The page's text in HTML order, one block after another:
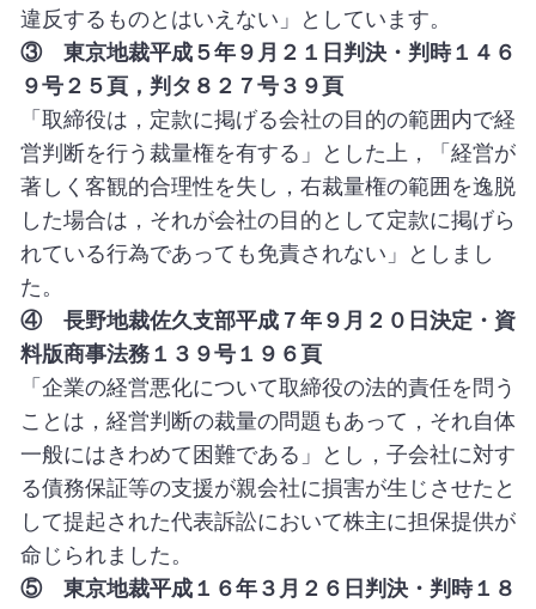
違反するものとはいえない」としています。
③ 東京地裁平成５年９月２１日判決・判時１４６
９号２５頁，判タ８２７号３９頁
「取締役は，定款に掲げる会社の目的の範囲内で経
営判断を行う裁量権を有する」とした上，「経営が
著しく客観的合理性を失し，右裁量権の範囲を逸脱
した場合は，それが会社の目的として定款に掲げら
れている行為であっても免責されない」としまし
た。
④ 長野地裁佐久支部平成７年９月２０日決定・資
料版商事法務１３９号１９６頁
「企業の経営悪化について取締役の法的責任を問う
ことは，経営判断の裁量の問題もあって，それ自体
一般にはきわめて困難である」とし，子会社に対す
る債務保証等の支援が親会社に損害が生じさせたと
して提起された代表訴訟において株主に担保提供が
命じられました。
⑤ 東京地裁平成１６年３月２６日判決・判時１８